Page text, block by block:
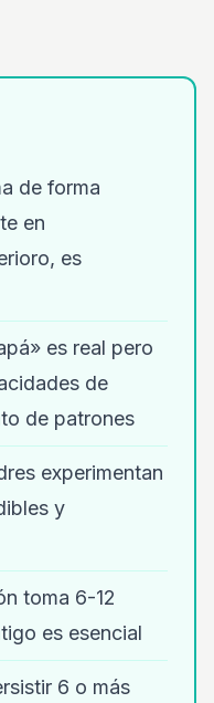
de forma
en
es
es real pero
de
de patrones
experimentan
y
toma 6-12
es esencial
6 o más